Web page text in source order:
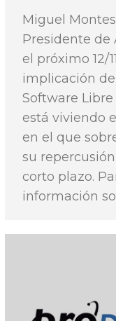
Miguel
Presidente de
el próximo 12/
implicación de
Software
está viviendo
en el que
su
corto plazo.
información